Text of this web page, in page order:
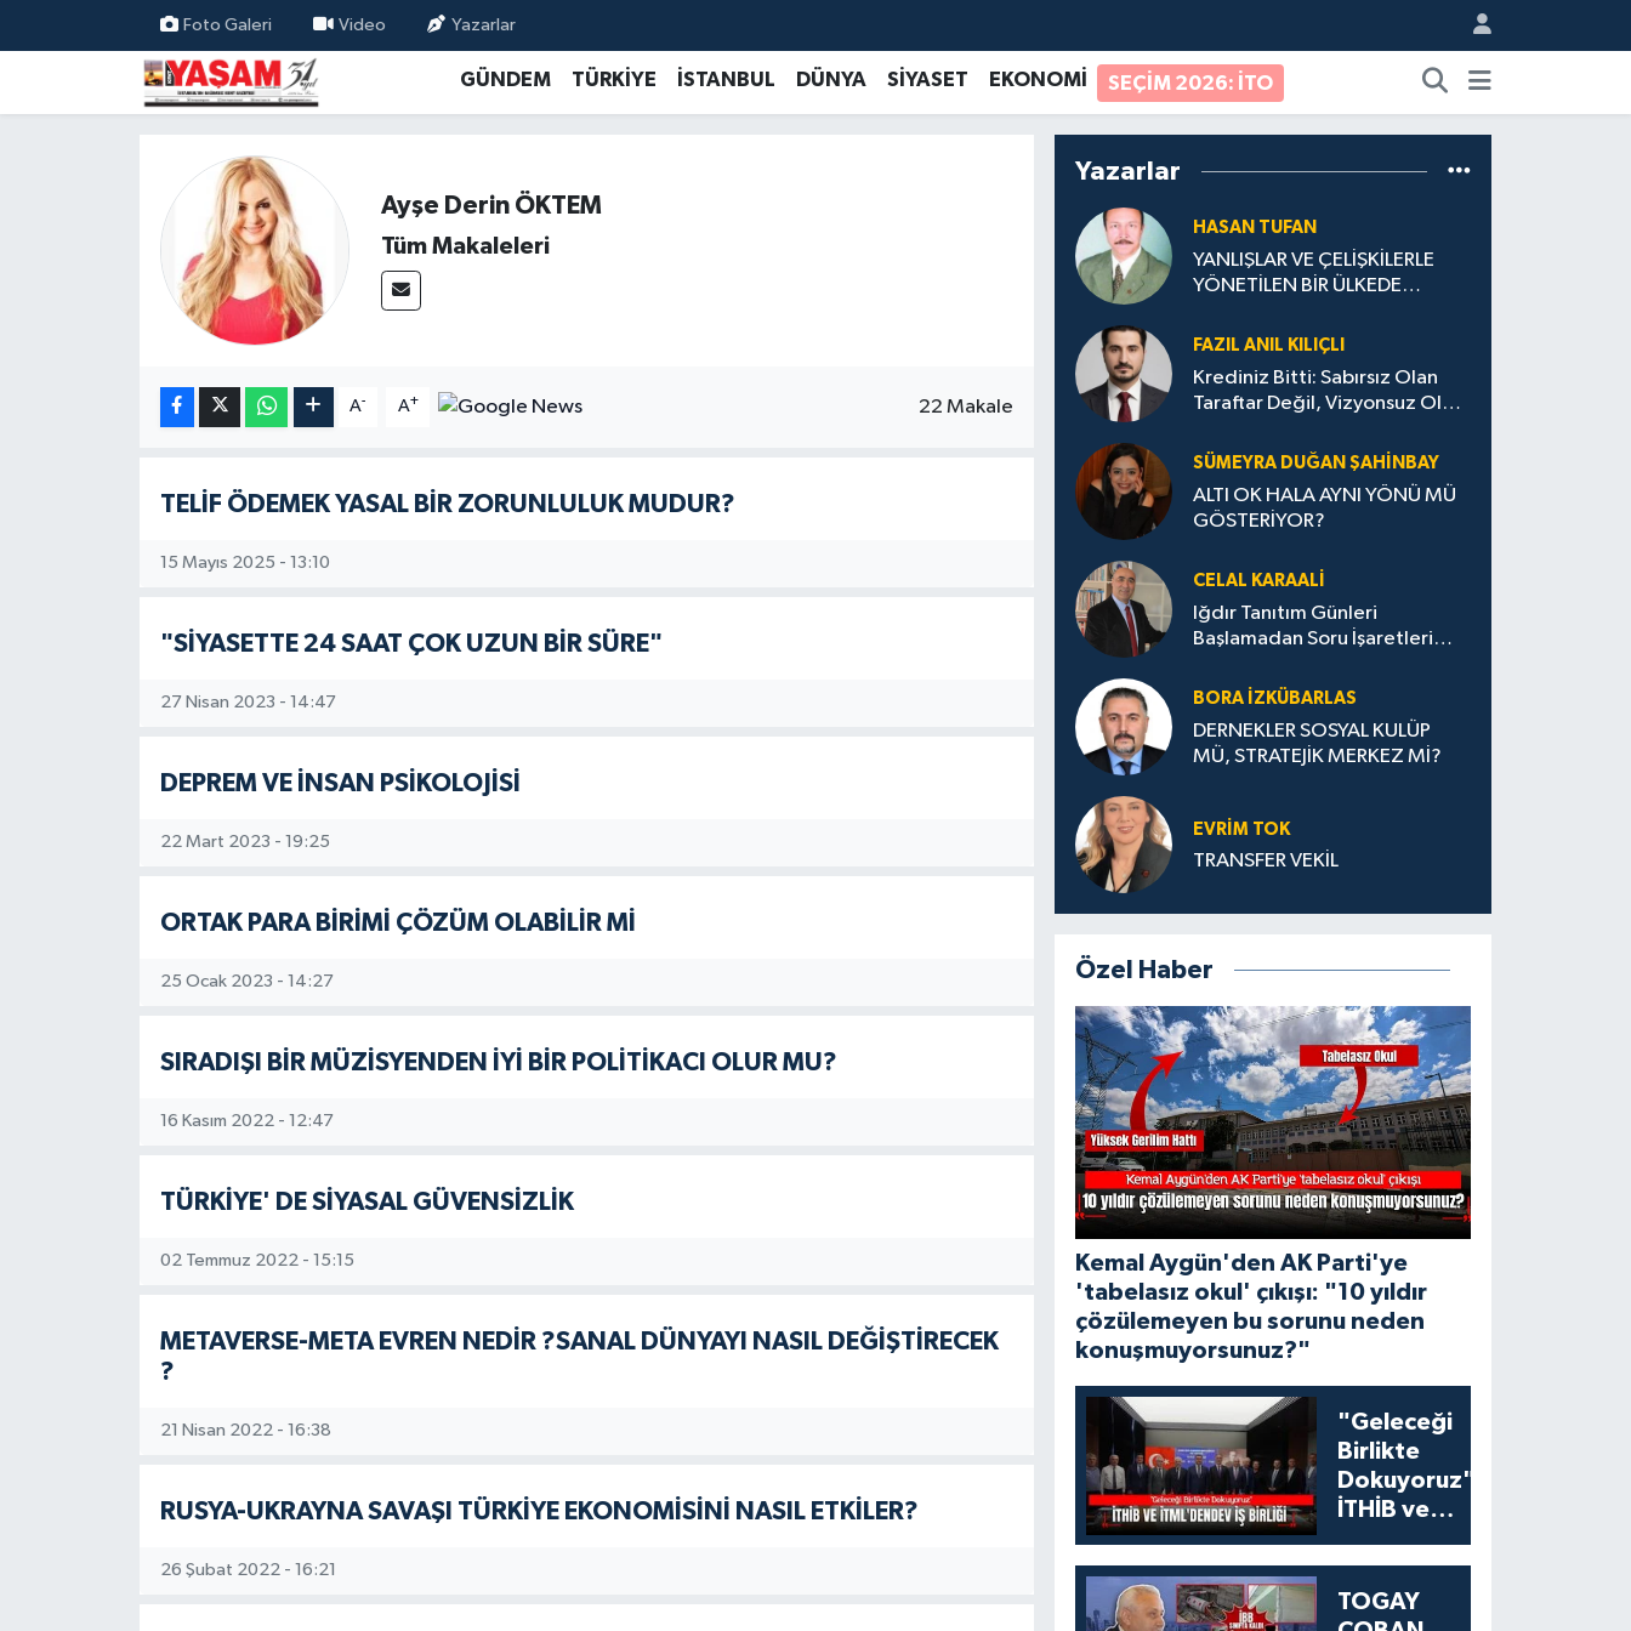
Foto Galeri Video Yazarlar
GÜNDEM TÜRKİYE İSTANBUL DÜNYA SİYASET EKONOMİ SEÇİM 2026: İTO
Ayşe Derin ÖKTEM
Tüm Makaleleri
A- A+ 22 Makale
TELİF ÖDEMEK YASAL BİR ZORUNLULUK MUDUR?
15 Mayıs 2025 - 13:10
"SİYASETTE 24 SAAT ÇOK UZUN BİR SÜRE"
27 Nisan 2023 - 14:47
DEPREM VE İNSAN PSİKOLOJİSİ
22 Mart 2023 - 19:25
ORTAK PARA BİRİMİ ÇÖZÜM OLABİLİR Mİ
25 Ocak 2023 - 14:27
SIRADIŞI BİR MÜZİSYENDEN İYİ BİR POLİTİKACI OLUR MU?
16 Kasım 2022 - 12:47
TÜRKİYE' DE SİYASAL GÜVENSİZLİK
02 Temmuz 2022 - 15:15
METAVERSE-META EVREN NEDİR ?SANAL DÜNYAYI NASIL DEĞİŞTİRECEK
?
21 Nisan 2022 - 16:38
RUSYA-UKRAYNA SAVAŞI TÜRKİYE EKONOMİSİNİ NASIL ETKİLER?
26 Şubat 2022 - 16:21
Yazarlar
HASAN TUFAN
YANLIŞLAR VE ÇELİŞKİLERLE
YÖNETİLEN BİR ÜLKEDE
FAZIL ANIL KILIÇLI
Krediniz Bitti: Sabırsız Olan
Taraftar Değil, Vizyonsuz Olan
SÜMEYRA DUĞAN ŞAHINBAY
ALTI OK HALA AYNI YÖNÜ MÜ
GÖSTERİYOR?
CELAL KARAALİ
Iğdır Tanıtım Günleri
Başlamadan Soru İşaretleri
BORA İZKÜBARLAS
DERNEKLER SOSYAL KULÜP
MÜ, STRATEJİK MERKEZ Mİ?
EVRİM TOK
TRANSFER VEKİL
Özel Haber
Kemal Aygün'den AK Parti'ye
'tabelasız okul' çıkışı: "10 yıldır
çözülemeyen bu sorunu neden
konuşmuyorsunuz?"
"Geleceği
Birlikte
Dokuyoruz":
İTHİB ve
Tekstil
Eğitiminde
Dev İş Birliği
TOGAY